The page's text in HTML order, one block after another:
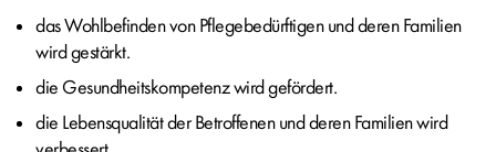
das Wohlbefinden von Pflegebedürftigen und deren Familien
wird gestärkt.
die Gesundheitskompetenz wird gefördert.
die Lebensqualität der Betroffenen und deren Familien wird